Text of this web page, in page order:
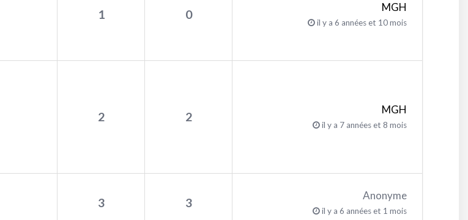
1 0
MGH
il y a 6 années et 10 mois
2 2
MGH
il y a 7 années et 8 mois
3 3
Anonyme
il y a 6 années et 1 mois